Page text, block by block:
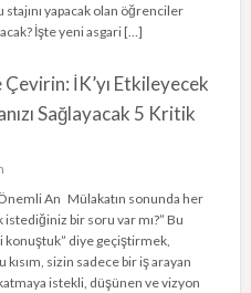
yapacak olan öğrenciler
İşte yeni asgari […]
İK’yı Etkileyecek
Sağlayacak 5 Kritik
Önemli An Mülakatın sonunda her
bir soru var mı?” Bu
konuştuk” diye geçiştirmek,
sizin sadece bir iş arayan
istekli, düşünen ve vizyon